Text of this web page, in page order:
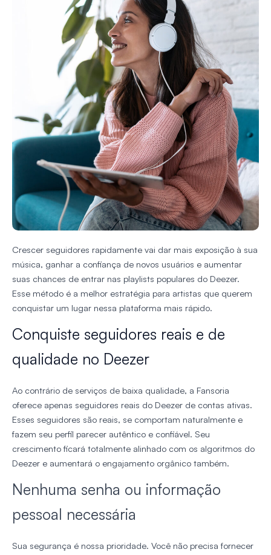
Crescer seguidores rapidamente vai dar mais exposição à sua
música, ganhar a confiança de novos usuários e aumentar
suas chances de entrar nas playlists populares do Deezer.
Esse método é a melhor estratégia para artistas que querem
conquistar um lugar nessa plataforma mais rápido.
Conquiste seguidores reais e de
qualidade no Deezer
Ao contrário de serviços de baixa qualidade, a Fansoria
oferece apenas seguidores reais do Deezer de contas ativas.
Esses seguidores são reais, se comportam naturalmente e
fazem seu perfil parecer autêntico e confiável. Seu
crescimento ficará totalmente alinhado com os algoritmos do
Deezer e aumentará o engajamento orgânico também.
Nenhuma senha ou informação
pessoal necessária
Sua segurança é nossa prioridade. Você não precisa fornecer